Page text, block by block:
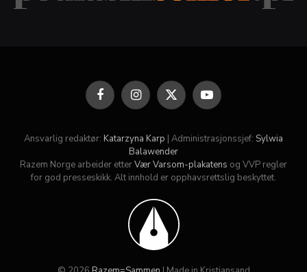
FacebookInstagram
X
(Twitter)
YouTube
Ansvarlig redaktør: Katarzyna Karp | Administrasjonssjef: Sylwia
Balawender
Razem Norge arbeider etterVær Varsom-plakatens og VVP regler
for god presseskikk. Alt innhold er opphavsrettslig beskyttet.